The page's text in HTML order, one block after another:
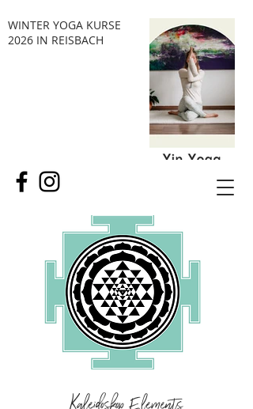
WINTER YOGA KURSE
2026 IN REISBACH
Kaleidoskop Elements